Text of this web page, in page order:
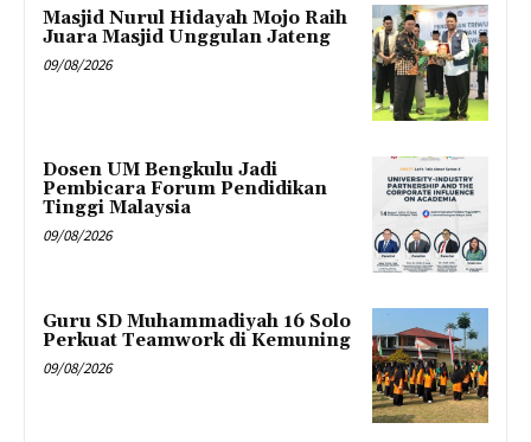
Masjid Nurul Hidayah Mojo Raih
Juara Masjid Unggulan Jateng
09/08/2026
Dosen UM Bengkulu Jadi
Pembicara Forum Pendidikan
Tinggi Malaysia
09/08/2026
Guru SD Muhammadiyah 16 Solo
Perkuat Teamwork di Kemuning
09/08/2026